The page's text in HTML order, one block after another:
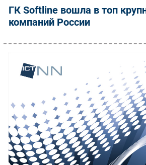
ГК Softline вошла в топ
компаний России